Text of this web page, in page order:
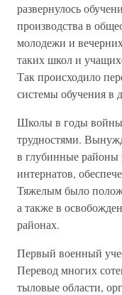
развернулось
производства в
молодежи и
таких школ и
Так происходило
системы обучения в
Школы в годы войны
трудностями.
в глубинные районы
интернатов,
Тяжелым было
а также в
районах.
Первый военный
Перевод многих
тыловые области,